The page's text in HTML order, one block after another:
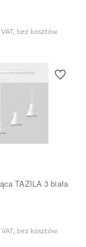
bez kosztów
TAZILA 3 biała
bez kosztów
Do